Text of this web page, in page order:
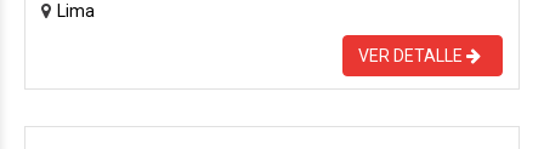
Lima
VER DETALLE